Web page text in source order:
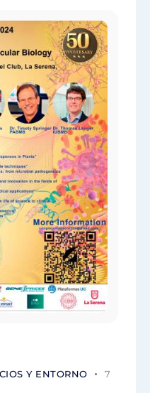
Y ENTORNO
7